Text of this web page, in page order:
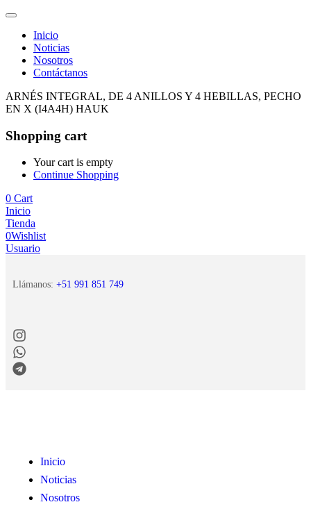
Inicio
Noticias
Nosotros
Contáctanos
ARNÉS INTEGRAL, DE 4 ANILLOS Y 4 HEBILLAS, PECHO
EN X (I4A4H) HAUK
Shopping cart
Your cart is empty
Continue Shopping
0 Cart
Inicio
Tienda
0Wishlist
Usuario
Llámanos: +51 991 851 749
Inicio
Noticias
Nosotros